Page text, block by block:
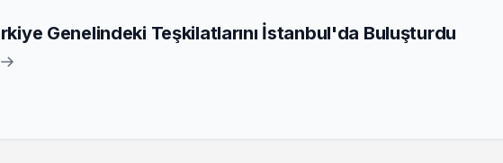
Genelindeki Teşkilatlarını İstanbul'da Buluşturdu